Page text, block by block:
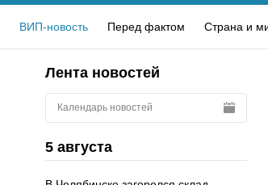
ВИП-новость Перед фактом Страна и
Лента новостей
Календарь новостей
5 августа